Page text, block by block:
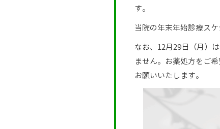
す。
当院の年末年始診療ス
なお、12月29日（月）
ません。お薬処方をご
お願いいたします。